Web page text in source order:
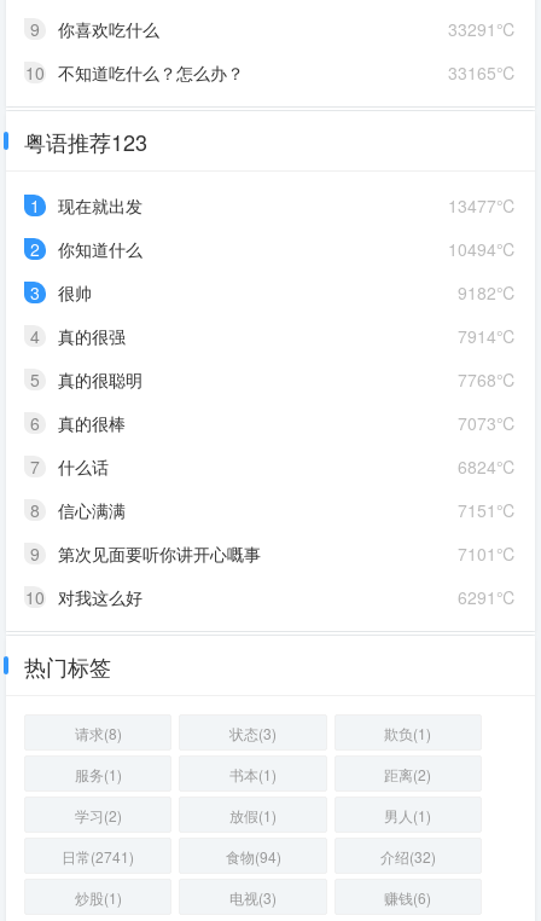
33291℃
9
你喜欢吃什么
33165℃
10 不知道吃什么？怎么办？
粤语推荐123
13477℃
1
现在就出发
10494℃
2
你知道什么
9182℃
3
很帅
7914℃
4
真的很强
7768℃
5
真的很聪明
7073℃
6
真的很棒
6824℃
7
什么话
7151℃
8
信心满满
7101℃
9
第次见面要听你讲开心嘅事
6291℃
10 对我这么好
热门标签
请求(8) 状态(3)
欺负(1)
服务(1)
书本(1)
距离(2)
学习(2)
放假(1)
男人(1)
日常(2741)
食物(94)
介绍(32)
炒股(1)
电视(3) 赚钱(6)